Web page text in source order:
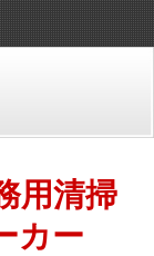
用清掃
カー